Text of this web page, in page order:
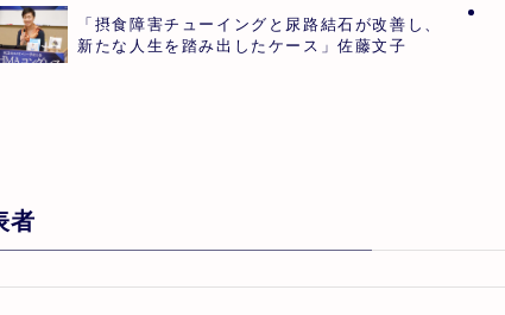
「摂食障害チューイングと尿路結石が改善し、
新たな人生を踏み出したケース」佐藤文子
者